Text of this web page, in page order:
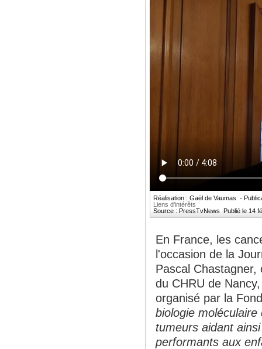
Réalisation : Gaël de Vaumas -
Liens d'intérêts
Source : PressTvNews Publié le 14
En France, les
l'occasion de la
Pascal Chastagner,
du CHRU de
organisé par la
biologie
tumeurs aidant
performants aux